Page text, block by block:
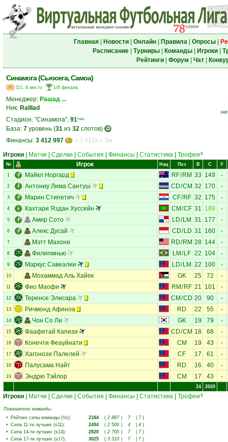
Главная| Новости| Онлайн| Правила| Опросы|
Расписание| Турниры| Команды| Игроки|
Рейтинги| Форум Чат|
Синамога (Сьюсега, Самоа)
D1, 8 место 1/8 финала
Менеджер: Рашад ...
Ник: Ralllad
Стадион: "Синамога", 91тыс.
База: 7 уровень (31 из 32 слотов)
Финансы: 3 412 997 = 3 412к = 3м
Игроки Матчи Сделки События Финансы Статистика Трофеи 9
№ Игрок Нац Поз В С У
1 Майкл Норгард RF/ RM 33 149 -
2 Антониу Лима Сантуш CD/CM 32 170 -
3 Марин Стипетич CF/RF 32 175 -
4 Кахтари Яздан Хуссейн CM /CF 31 189 -
5 Амир Сото LD/ LM 31 177 -
6 Алекс Дусай CD/LD 31 160 -
7 Мэтт Махони RD/ RM 28 144 -
8 Филипмнью LM / LF 22 104 -
9 Маркус Савеалии LD/ LM 22 100 -
10 Мохаммад Аль Хайек GK 25 72 -
11 Фио Маофи RM / RF 21 101 -
12 Теренсе Элисара CM /CD 20 90 -
13 Ричмонд Афиноа RD 22 55 -
14 Чон Со Ли GK 19 79 -
15 Фаафетай Капизи CD/CM 18 68 -
16 Конечти Феауйнати CM 19 43 -
17 Хагонози Палелей CF 17 61 -
18 Палусама Найт RD 16 40 -
19 Эндрю Тэйлор CM 17 43 -
24 2020
Игроки Матчи Сделки События Финансы Статистика Трофеи 9
Показатели команды:
• Рейтинг силы команды (Vs): 2184 ( 2 887 7 7)
• Сила 11-ти лучших (s11): 2494 ( 2 500 4 4 )
• Сила 14-ти лучших (s14): 2820 ( 2 795 7 7)
• Сила 17-ти лучших (s17): 3025 ( 3 310 7 7)